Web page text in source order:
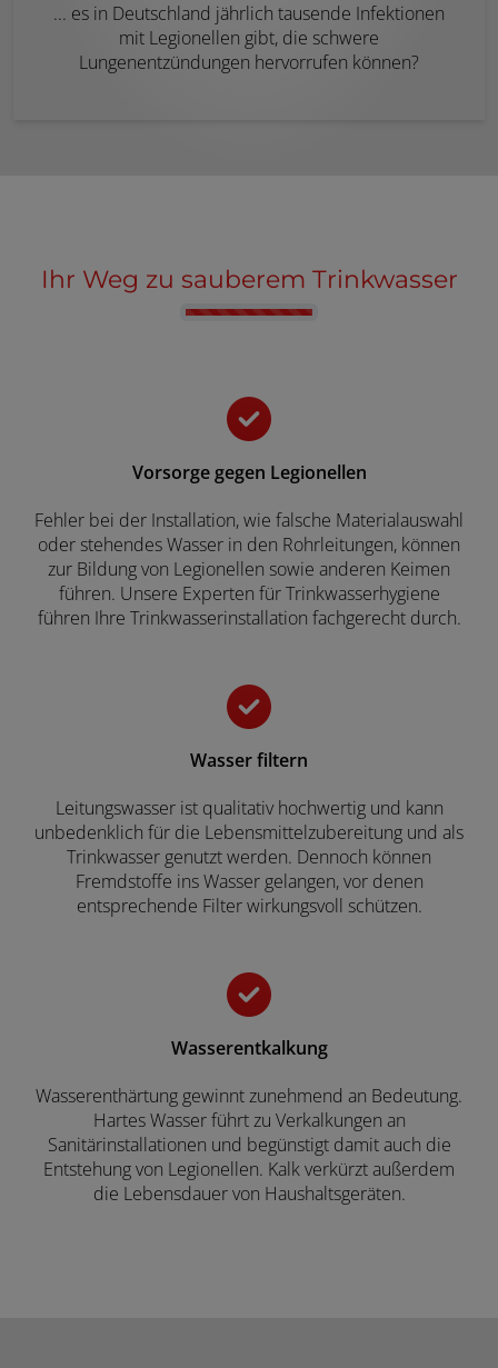
... es in Deutschland jährlich tausende Infektionen
mit Legionellen gibt, die schwere
Lungenentzündungen hervorrufen können?
Ihr Weg zu sauberem Trinkwasser
Vorsorge gegen Legionellen
Fehler bei der Installation, wie falsche Materialauswahl
oder stehendes Wasser in den Rohrleitungen, können
zur Bildung von Legionellen sowie anderen Keimen
führen. Unsere Experten für Trinkwasserhygiene
führen Ihre Trinkwasserinstallation fachgerecht durch.
Wasser filtern
Leitungswasser ist qualitativ hochwertig und kann
unbedenklich für die Lebensmittelzubereitung und als
Trinkwasser genutzt werden. Dennoch können
Fremdstoffe ins Wasser gelangen, vor denen
entsprechende Filter wirkungsvoll schützen.
Wasserentkalkung
Wasserenthärtung gewinnt zunehmend an Bedeutung.
Hartes Wasser führt zu Verkalkungen an
Sanitärinstallationen und begünstigt damit auch die
Entstehung von Legionellen. Kalk verkürzt außerdem
die Lebensdauer von Haushaltsgeräten.